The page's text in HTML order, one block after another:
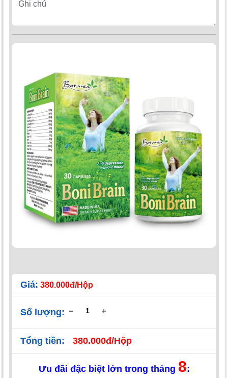
Giá: 380.000đ/Hộp
Số lượng:
Tổng tiền: 380.000đ/Hộp
Ưu đãi đặc biệt lớn trong tháng 8: